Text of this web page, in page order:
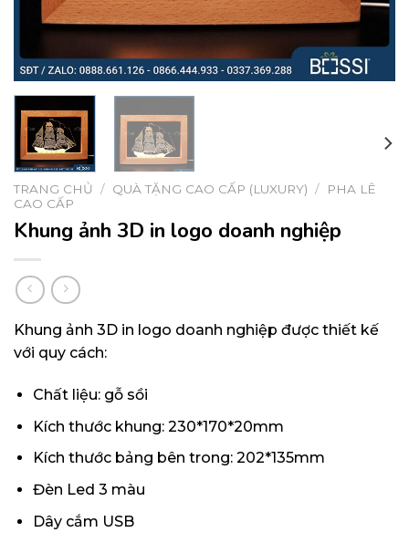
TRANG CHỦ / QUÀ TẶNG CAO CẤP (LUXURY) /
PHA LÊ
CAO CẤP
Khung ảnh 3D in logo doanh nghiệp
Khung ảnh 3D in logo doanh nghiệp được thiết kế
với quy cách:
Chất liệu: gỗ sồi
Kích thước khung: 230*170*20mm
Kích thước bảng bên trong: 202*135mm
Đèn Led 3 màu
Dây cắm USB